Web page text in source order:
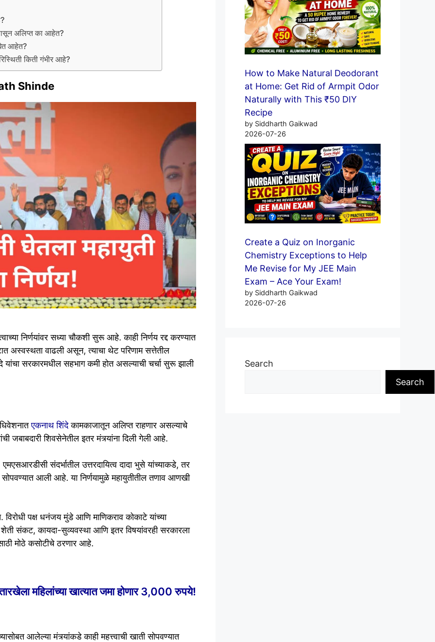
अलिप्त का आहेत?
आहेत?
किती गंभीर आहे?
Shinde
निर्णयांवर सध्या चौकशी सुरू आहे. काही निर्णय रद्द करण्यात
अस्वस्थता वाढली असून, त्याचा थेट परिणाम सत्तेतील
यांचा सरकारमधील सहभाग कमी होत असल्याची चर्चा सुरू झाली
एकनाथ शिंदेकामकाजातून अलिप्त राहणार असल्याचे
जबाबदारी शिवसेनेतील इतर मंत्र्यांना दिली गेली आहे.
संदर्भातील उत्तरदायित्व दादा भुसे यांच्याकडे, तर
सोपवण्यात आली आहे. या निर्णयामुळे महायुतीतील तणाव आणखी
पक्ष धनंजय मुंडे आणि माणिकराव कोकाटे यांच्या
शेती संकट, कायदा-सुव्यवस्था आणि इतर विषयांवरही सरकारला
मोठे कसोटीचे ठरणार आहे.
महिलांच्या खात्यात जमा होणार 3,000 रुपये!
आलेल्या मंत्र्यांकडे काही महत्त्वाची खाती सोपवण्यात
How to Make Natural Deodorant
at Home: Get Rid of Armpit Odor
Naturally with This ₹50 DIY
Recipe
by Siddharth Gaikwad
2026-07-26
Create a Quiz on Inorganic
Chemistry Exceptions to Help
Me Revise for My JEE Main
Exam – Ace Your Exam!
by Siddharth Gaikwad
2026-07-26
Search
Search